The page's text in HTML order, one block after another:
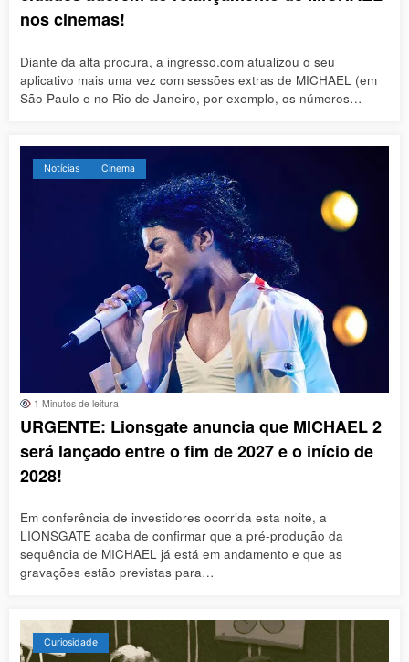
nos cinemas!
Diante da alta procura, a ingresso.com atualizou o seu
aplicativo mais uma vez com sessões extras de MICHAEL (em
São Paulo e no Rio de Janeiro, por exemplo, os números…
Notícias Cinema
1 Minutos de leitura
URGENTE: Lionsgate anuncia que MICHAEL 2
será lançado entre o fim de 2027 e o início de
2028!
Em conferência de investidores ocorrida esta noite, a
LIONSGATE acaba de confirmar que a pré-produção da
sequência de MICHAEL já está em andamento e que as
gravações estão previstas para…
Curiosidade